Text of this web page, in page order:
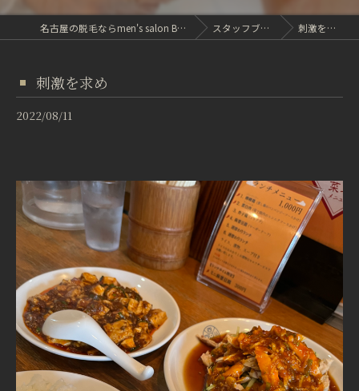
名古屋の脱毛ならmen's salon B-MEN スタッフブログ 刺激を求め
刺激を求め
2022/08/11